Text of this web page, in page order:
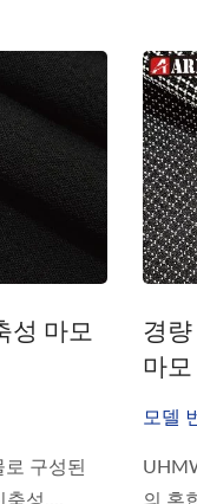
성 마모
구성된
경
마
모델